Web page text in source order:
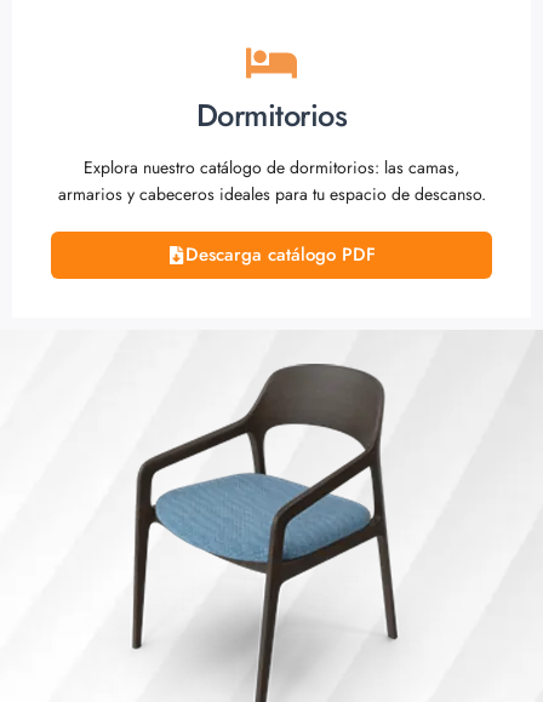
Dormitorios
Explora nuestro catálogo de dormitorios: las camas,
armarios y cabeceros ideales para tu espacio de descanso.
Descarga catálogo PDF